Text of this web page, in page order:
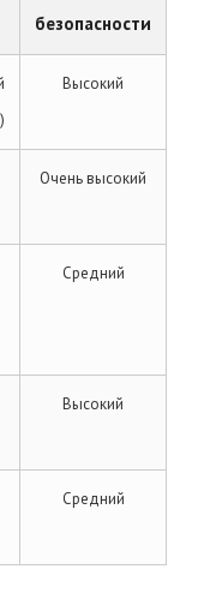
безопасности
Высокий
Очень высокий
Средний
Высокий
Средний